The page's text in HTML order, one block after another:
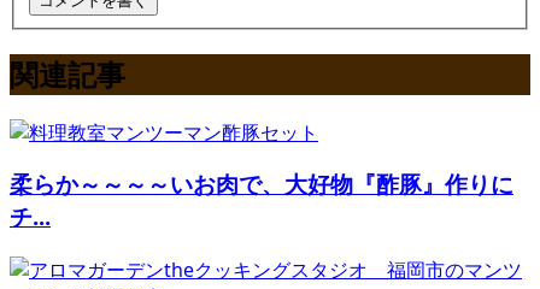
関連記事
柔らか～～～～いお肉で、大好物『酢豚』作りに
チ...